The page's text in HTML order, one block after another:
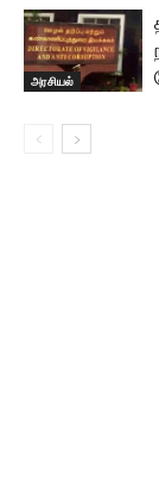
அரசியல்